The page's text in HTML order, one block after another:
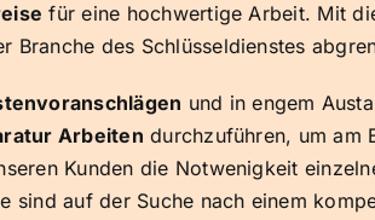
für eine hochwertige Arbeit. Mit
des Schlüsseldienstes
und in engem
Arbeiten durchzuführen, um am
Kunden die Notwenigkeit
sind auf der Suche nach einem